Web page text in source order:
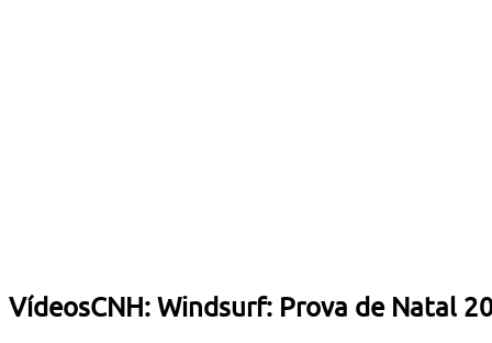
VídeosCNH: Windsurf: Prova de Natal